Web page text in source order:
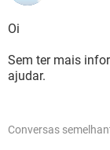
Oi
Sem ter mais
ajudar.
Conversas